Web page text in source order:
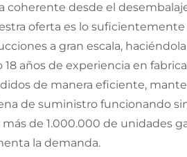
coherente desde el
oferta es lo
a gran escala, haciéndola
años de experiencia en
de manera eficiente,
de suministro funcionando
de 1.000.000 de unidades
la demanda.